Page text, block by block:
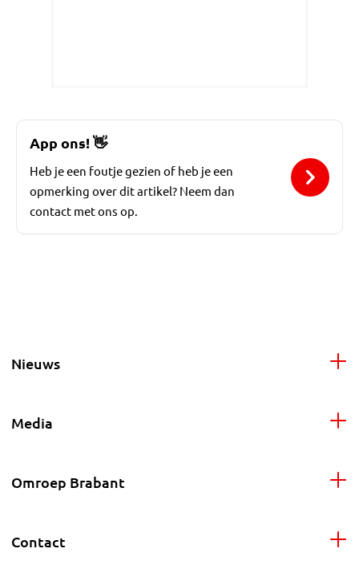
App ons!👋
Heb je een foutje gezien of heb je een
opmerking over dit artikel? Neem dan
contact met ons op.
Nieuws
Media
Omroep Brabant
Contact